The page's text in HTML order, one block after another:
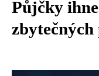
Půjčky